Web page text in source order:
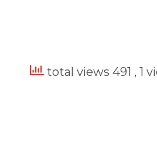
total views 491 , 1